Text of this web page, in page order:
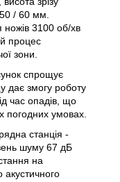
/ 60 мм.
ножів 3100 об/хв
процес
зони.
спрощує
дає змогу роботу
час опадів, що
погодних умовах.
станція -
шуму 67 дБ
на
акустичного